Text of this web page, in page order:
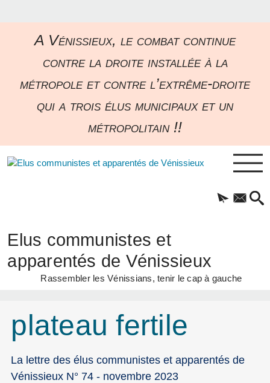
A Vénissieux, le combat continue
contre la droite installée à la
métropole et contre l’extrême-droite
qui a trois élus municipaux et un
métropolitain !!
Elus communistes et
apparentés de Vénissieux
Rassembler les Vénissians, tenir le cap à gauche
plateau fertile
La lettre des élus communistes et apparentés de
Vénissieux N° 74 - novembre 2023